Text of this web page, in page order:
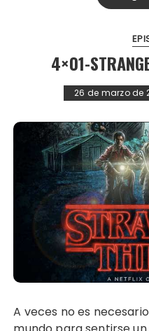
4×01-
26 de marzo de
A veces no es necesario irse al otro lado del